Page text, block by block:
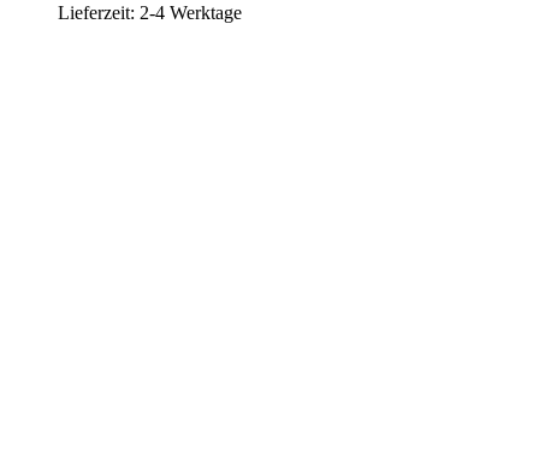
Lieferzeit: 2-4 Werktage